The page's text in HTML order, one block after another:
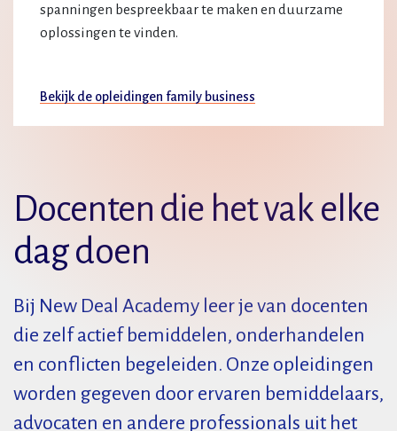
spanningen bespreekbaar te maken en duurzame
oplossingen te vinden.
Bekijk de opleidingen family business
Docenten die het vak elke
dag doen
Bij New Deal Academy leer je van docenten
die zelf actief bemiddelen, onderhandelen
en conflicten begeleiden. Onze opleidingen
worden gegeven door ervaren bemiddelaars,
advocaten en andere professionals uit het